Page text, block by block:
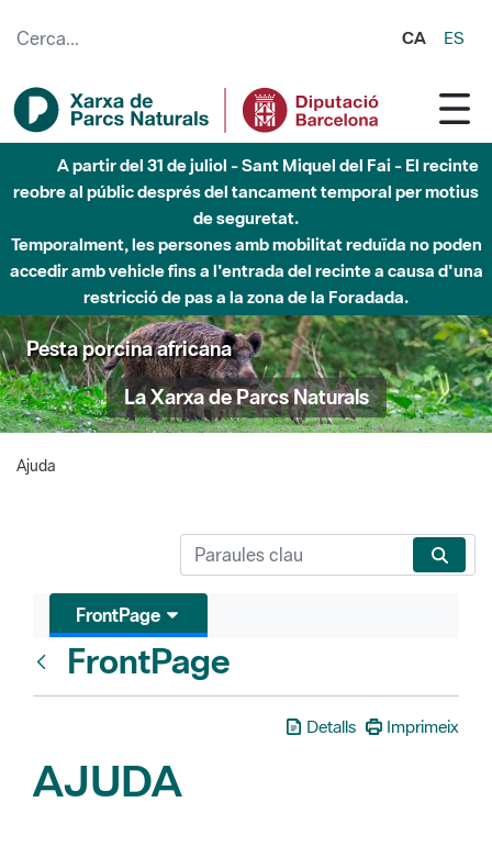
CA ES
A partir del 31 de juliol - Sant Miquel del Fai - El recinte
reobre al públic després del tancament temporal per motius
de seguretat.
Temporalment, les persones amb mobilitat reduïda no poden
accedir amb vehicle fins a l'entrada del recinte a causa d'una
restricció de pas a la zona de la Foradada.
Pesta porcina africana
La Xarxa de Parcs Naturals
Ajuda
FrontPage
FrontPage
Detalls Imprimeix
AJUDA